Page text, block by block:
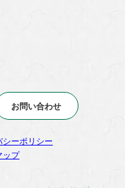
お問い合わせ
シーポリシー
ップ